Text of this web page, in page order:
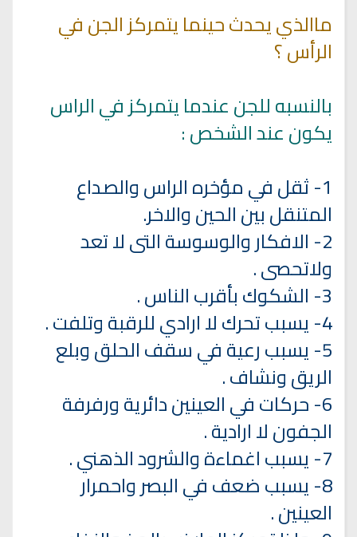
ماالذي يحدث حينما يتمركز الجن في
الرأس ؟
بالنسبه للجن عندما يتمركز في الراس
يكون عند الشخص :
1- ثقل في مؤخره الراس والصداع
المتنقل بين الحين والاخر.
2- الافكار والوسوسة التى لا تعد
ولاتحصى .
3- الشكوك بأقرب الناس .
4- يسبب تحرك لا ارادي للرقبة وتلفت .
5- يسبب رعية في سقف الحلق وبلع
الريق ونشاف .
6- حركات في العينين دائرية ورفرفة
الجفون لا ارادية .
7- يسبب اغماءة والشرود الذهني .
8- يسبب ضعف في البصر واحمرار
العينين .